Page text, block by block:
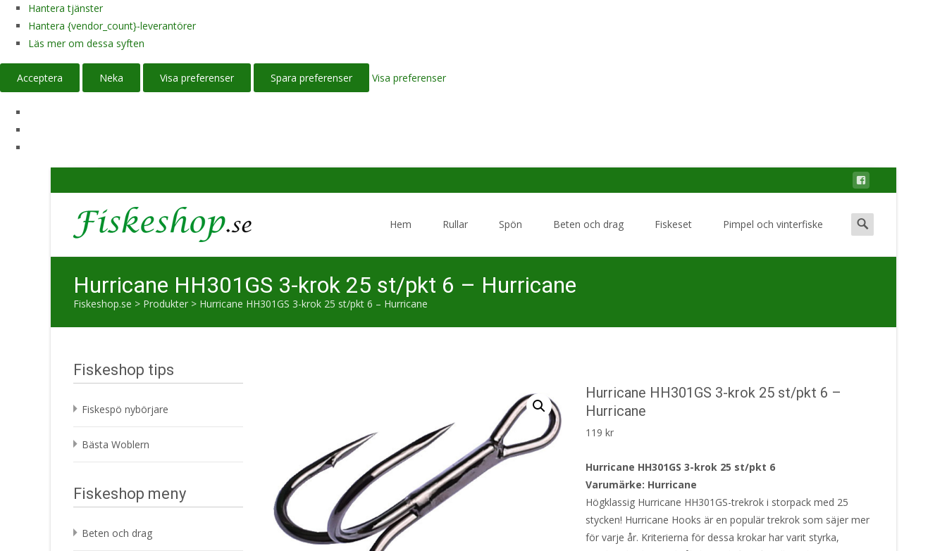
Hantera tjänster
Hantera {vendor_count}-leverantörer
Läs mer om dessa syften
Acceptera Neka Visa preferenser Spara preferenser Visa preferenser
Hem Rullar Spön Beten och drag Fiskeset Pimpel och vinterfiske
Search
for:
Hurricane HH301GS 3-krok 25 st/pkt 6 – Hurricane
Fiskeshop.se > Produkter > Hurricane HH301GS 3-krok 25 st/pkt 6 – Hurricane
Hurricane HH301GS 3-krok 25 st/pkt 6 –
Hurricane
119kr
Hurricane HH301GS 3-krok 25 st/pkt 6
Varumärke: Hurricane
Högklassig Hurricane HH301GS-trekrok i storpack med 25
stycken! Hurricane Hooks är en populär trekrok som säjer mer
för varje år. Kriterierna för dessa krokar har varit styrka,
Fiskeshop tips
Fiskespö nybörjare
Bästa Woblern
Fiskeshop meny
Beten och drag